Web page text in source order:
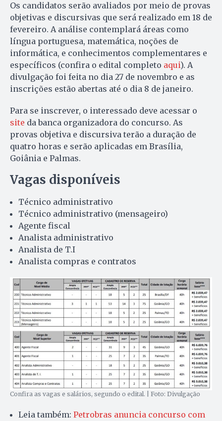
Os candidatos serão avaliados por meio de provas
objetivas e discursivas que será realizado em 18 de
fevereiro. A análise contemplará áreas como
língua portuguesa, matemática, noções de
informática, e conhecimentos complementares e
específicos (confira o edital completo aqui). A
divulgação foi feita no dia 27 de novembro e as
inscrições estão abertas até o dia 8 de janeiro.
Para se inscrever, o interessado deve acessar o
site da banca organizadora do concurso. As
provas objetiva e discursiva terão a duração de
quatro horas e serão aplicadas em Brasília,
Goiânia e Palmas.
Vagas disponíveis
Técnico administrativo
Técnico administrativo (mensageiro)
Agente fiscal
Analista administrativo
Analista de T.I
Analista compras e contratos
Confira as vagas e salários, segundo o edital. | Foto: Divulgação
Leia também: Petrobras anuncia concurso com